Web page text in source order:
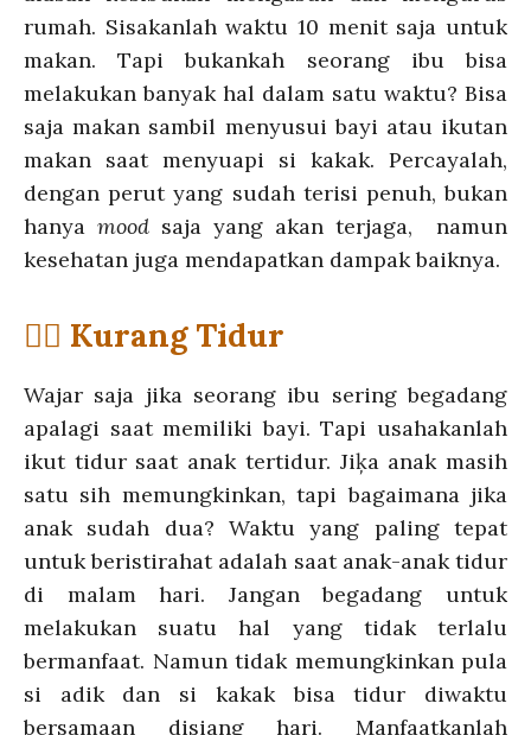
rumah. Sisakanlah waktu 10 menit saja untuk
makan. Tapi bukankah seorang ibu bisa
melakukan banyak hal dalam satu waktu? Bisa
saja makan sambil menyusui bayi atau ikutan
makan saat menyuapi si kakak. Percayalah,
dengan perut yang sudah terisi penuh, bukan
hanya mood saja yang akan terjaga, namun
kesehatan juga mendapatkan dampak baiknya.
💁‍♀️ Kurang Tidur
Wajar saja jika seorang ibu sering begadang
apalagi saat memiliki bayi. Tapi usahakanlah
ikut tidur saat anak tertidur. Jiķa anak masih
satu sih memungkinkan, tapi bagaimana jika
anak sudah dua? Waktu yang paling tepat
untuk beristirahat adalah saat anak-anak tidur
di malam hari. Jangan begadang untuk
melakukan suatu hal yang tidak terlalu
bermanfaat. Namun tidak memungkinkan pula
si adik dan si kakak bisa tidur diwaktu
bersamaan disiang hari. Manfaatkanlah